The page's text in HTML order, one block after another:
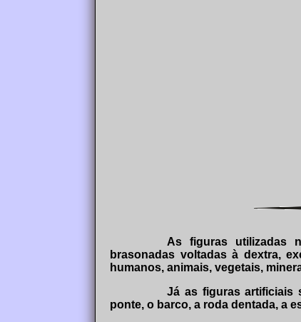
As figuras utilizadas
brasonadas voltadas à dextra,
humanos, animais, vegetais,
Já as figuras artificiais
ponte, o barco, a roda dentada, a